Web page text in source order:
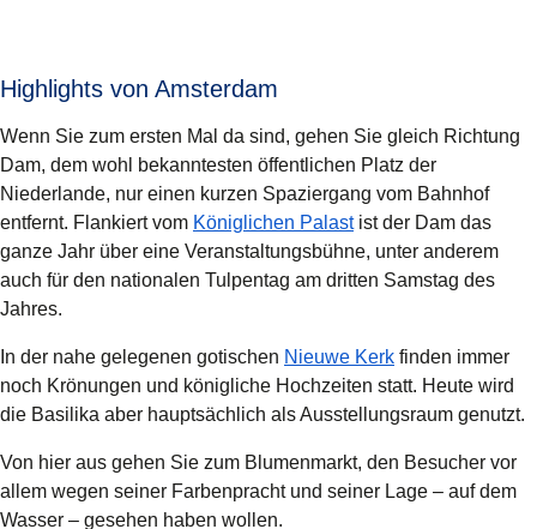
Highlights von Amsterdam
Wenn Sie zum ersten Mal da sind, gehen Sie gleich Richtung
Dam, dem wohl bekanntesten öffentlichen Platz der
Niederlande, nur einen kurzen Spaziergang vom Bahnhof
entfernt. Flankiert vom Königlichen Palast( Öffnet einen neuen
ist der Dam das
ganze Jahr über eine Veranstaltungsbühne, unter anderem
auch für den nationalen Tulpentag am dritten Samstag des
Jahres.
In der nahe gelegenen gotischen Nieuwe Kerk( Öffnet einen
finden immer
noch Krönungen und königliche Hochzeiten statt. Heute wird
die Basilika aber hauptsächlich als Ausstellungsraum genutzt.
Von hier aus gehen Sie zum Blumenmarkt, den Besucher vor
allem wegen seiner Farbenpracht und seiner Lage – auf dem
Wasser – gesehen haben wollen.